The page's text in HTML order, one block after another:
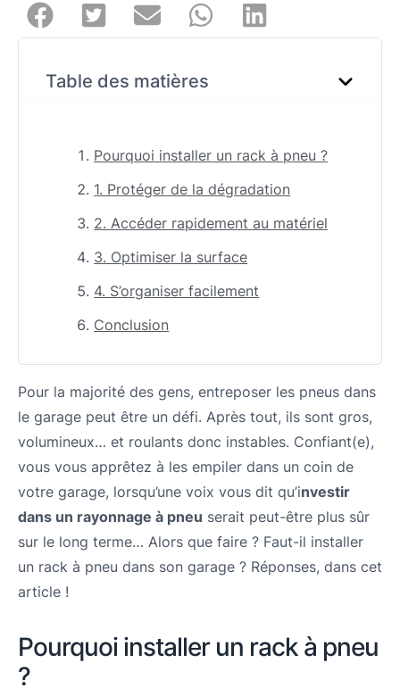
Table des matières
Pourquoi installer un rack à pneu ?
1. Protéger de la dégradation
2. Accéder rapidement au matériel
3. Optimiser la surface
4. S’organiser facilement
Conclusion
Pour la majorité des gens, entreposer les pneus dans
le garage peut être un défi. Après tout, ils sont gros,
volumineux… et roulants donc instables. Confiant(e),
vous vous apprêtez à les empiler dans un coin de
votre garage, lorsqu’une voix vous dit qu’investir
dans un rayonnage à pneu serait peut-être plus sûr
sur le long terme… Alors que faire ? Faut-il installer
un rack à pneu dans son garage ? Réponses, dans cet
article !
Pourquoi installer un rack à pneu
?